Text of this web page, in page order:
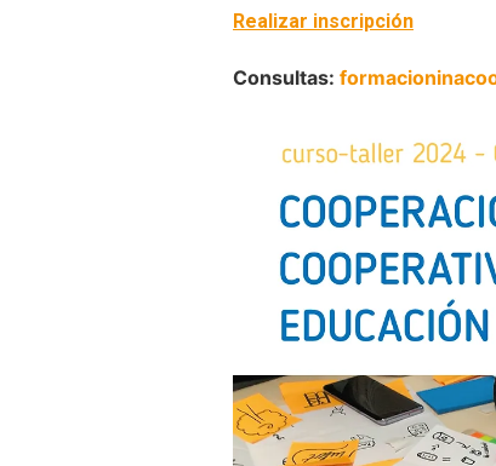
Realizar inscripción
Consultas: